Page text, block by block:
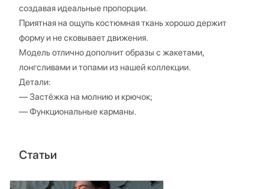
создавая идеальные пропорции.
Приятная на ощупь костюмная ткань хорошо держит
форму и не сковывает движения.
Модель отлично дополнит образы с жакетами,
лонгсливами и топами из нашей коллекции.
Детали:
— Застёжка на молнию и крючок;
— Функциональные карманы.
Статьи